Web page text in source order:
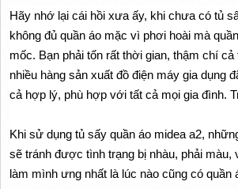
Hãy nhớ lại cái hồi xưa ấy, khi chưa có tủ
không đủ quần áo mặc vì phơi hoài mà
mốc. Bạn phải tốn rất thời gian, thậm chí
nhiều hàng sản xuất đồ điện máy gia dụng
cả hợp lý, phù hợp với tất cả mọi gia đình.
Khi sử dụng tủ sấy quần áo midea a2,
sẽ tránh được tình trạng bị nhàu, phải
làm mình ưng nhất là lúc nào cũng có